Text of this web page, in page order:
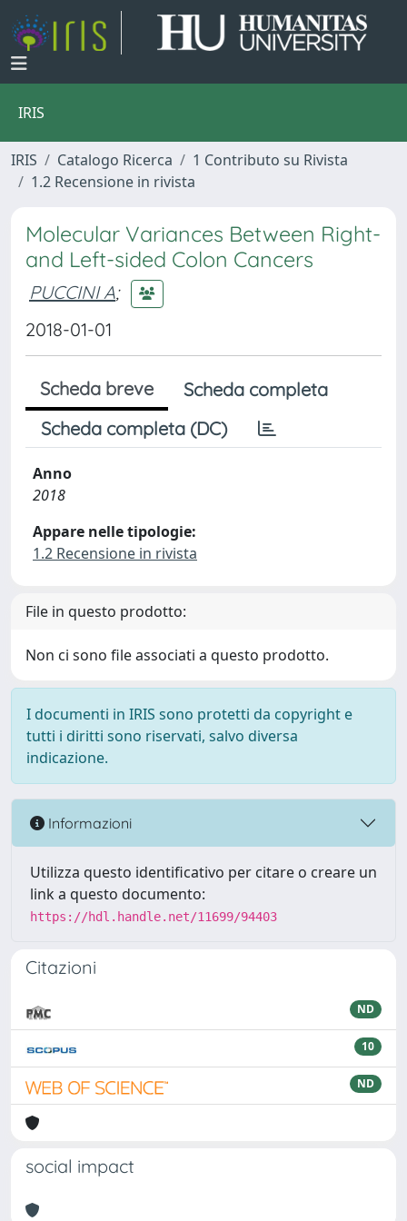
IRIS
IRIS Catalogo Ricerca
1 Contributo su Rivista
1.2 Recensione in rivista
Molecular Variances Between Right-
and Left-sided Colon Cancers
PUCCINI A;
2018-01-01
Scheda breve
Scheda completa
Scheda completa (DC)
Anno
2018
Appare nelle tipologie:
1.2 Recensione in rivista
File in questo prodotto:
Non ci sono file associati a questo prodotto.
I documenti in IRIS sono protetti da copyright e
tutti i diritti sono riservati, salvo diversa
indicazione.
Informazioni
Utilizza questo identificativo per citare o creare un
link a questo documento:
https://hdl.handle.net/11699/94403
Citazioni
ND
10
ND
social impact